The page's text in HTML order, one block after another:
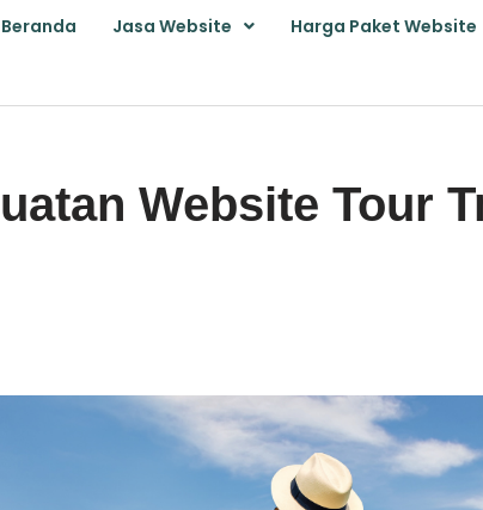
Beranda Jasa Website Harga Paket Website
Website Tour